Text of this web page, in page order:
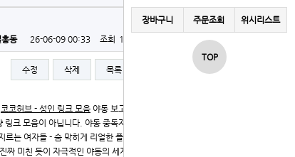
장바구니 주문조회 위시리스트
TOP
동 26-06-09 00:33 조회 157회
수정 삭제 목록
코코허브 - 성인 링크 모음 야동 보고 싶어서 미칠 것
크 모음이 아닙니다. 야동 중독자들도 놀라는 수
는 여자들 - 숨 막히게 리얼한 플레이 - 한 번 보면
미친 듯이 자극적인 야동의 세계에 빠져보세요.